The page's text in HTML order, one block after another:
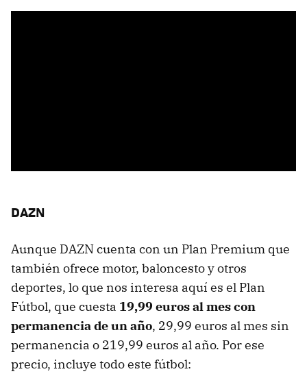
DAZN
Aunque DAZN cuenta con un Plan Premium que
también ofrece motor, baloncesto y otros
deportes, lo que nos interesa aquí es el Plan
Fútbol, que cuesta 19,99 euros al mes con
permanencia de un año, 29,99 euros al mes sin
permanencia o 219,99 euros al año. Por ese
precio, incluye todo este fútbol: